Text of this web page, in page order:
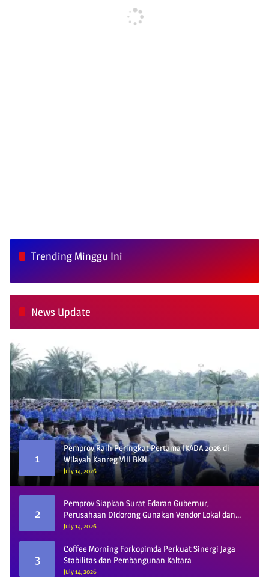
Trending Minggu Ini
News Update
1
Pemprov Raih Peringkat Pertama IKADA 2026 di
Wilayah Kanreg VIII BKN
July 14, 2026
2
Pemprov Siapkan Surat Edaran Gubernur,
Perusahaan Didorong Gunakan Vendor Lokal dan
Pelat KU
July 14, 2026
3
Coffee Morning Forkopimda Perkuat Sinergi Jaga
Stabilitas dan Pembangunan Kaltara
July 14, 2026